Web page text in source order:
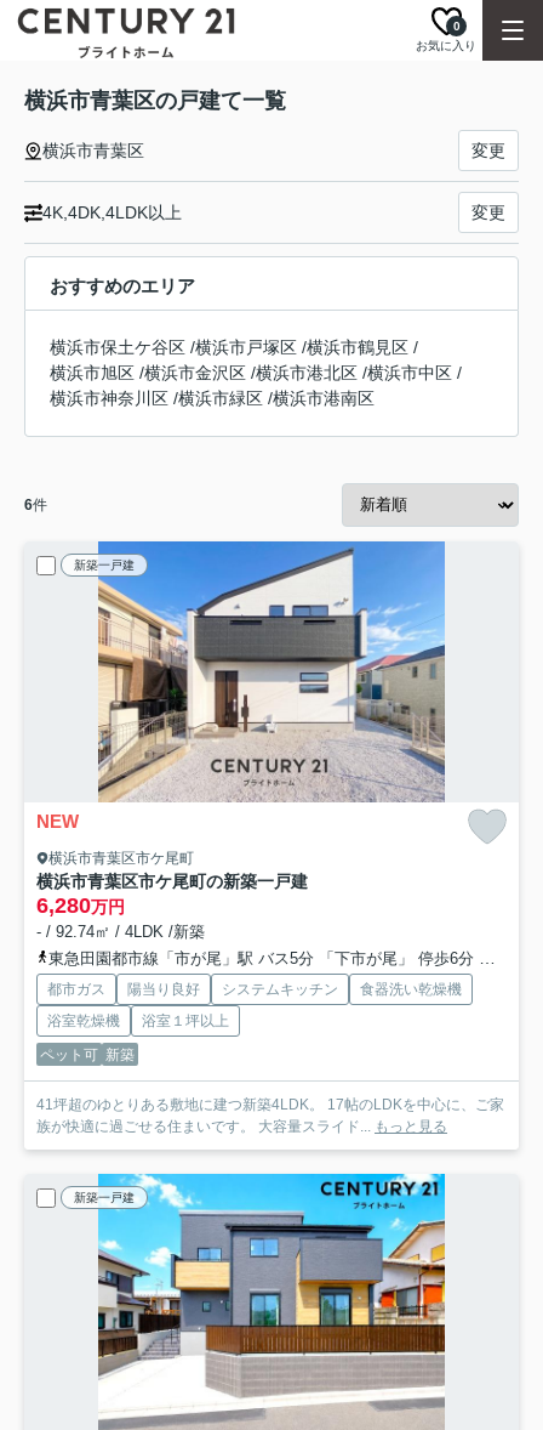
お気に入り
0
横浜市青葉区の戸建て一覧
横浜市青葉区 変更
4K,4DK,4LDK以上 変更
おすすめのエリア
横浜市保土ケ谷区 /横浜市戸塚区 /横浜市鶴見区 /
横浜市旭区 /横浜市金沢区 /横浜市港北区 /横浜市中区 /
横浜市神奈川区 /横浜市緑区 /横浜市港南区
6件
新築一戸建
NEW
横浜市青葉区市ケ尾町
横浜市青葉区市ケ尾町の新築一戸建
6,280万円
- / 92.74㎡ / 4LDK /新築
東急田園都市線「市が尾」駅 バス5分 「下市が尾」 停歩6分
グリー
都市ガス 陽当り良好 システムキッチン
食器洗い乾燥機
浴室乾燥機
浴室１坪以上
ペット可 新築
41坪超のゆとりある敷地に建つ新築4LDK。 17帖のLDKを中心に、ご家
族が快適に過ごせる住まいです。 大容量スライド... もっと見る
新築一戸建